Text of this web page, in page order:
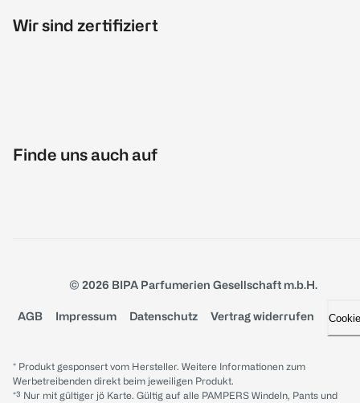
Wir sind zertifiziert
Finde uns auch auf
© 2026 BIPA Parfumerien Gesellschaft m.b.H.
AGB Impressum Datenschutz Vertrag widerrufen
* Produkt gesponsert vom Hersteller. Weitere Informationen zum
Werbetreibenden direkt beim jeweiligen Produkt.
*³ Nur mit gültiger jö Karte. Gültig auf alle PAMPERS Windeln, Pants und